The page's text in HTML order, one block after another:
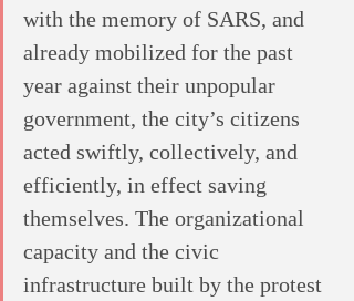
with the memory of SARS, and
already mobilized for the past
year against their unpopular
government, the city’s citizens
acted swiftly, collectively, and
efficiently, in effect saving
themselves. The organizational
capacity and the civic
infrastructure built by the protest